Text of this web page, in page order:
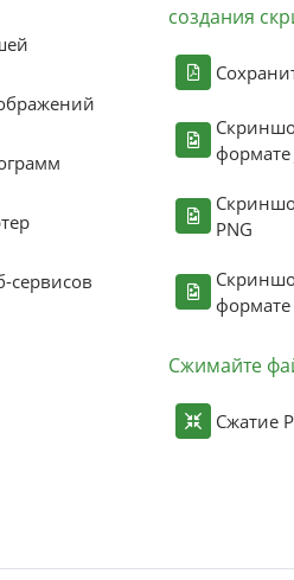
сервисов
создания
формате
PNG
формате
Сжимайте
Сжатие